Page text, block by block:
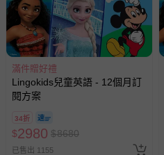
滿件贈好禮
Lingokids兒童英語 - 12個月訂
閱方案
34折
$2980 $8680
已售出 1155